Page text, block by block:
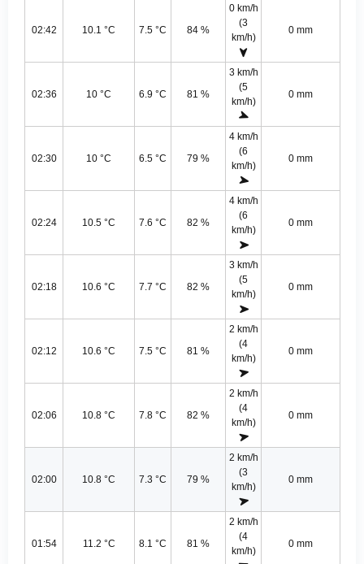
02:42 10.1 °C 7.5 °C 84 %
0 km/h
(3
km/h)
0 mm
02:36 10 °C 6.9 °C 81 %
3 km/h
(5
km/h)
0 mm
02:30 10 °C 6.5 °C 79 %
4 km/h
(6
km/h)
0 mm
02:24 10.5 °C 7.6 °C 82 %
4 km/h
(6
km/h)
0 mm
02:18 10.6 °C 7.7 °C 82 %
3 km/h
(5
km/h)
0 mm
02:12 10.6 °C 7.5 °C 81 %
2 km/h
(4
km/h)
0 mm
02:06 10.8 °C 7.8 °C 82 %
2 km/h
(4
km/h)
0 mm
02:00 10.8 °C 7.3 °C 79 %
2 km/h
(3
km/h)
0 mm
01:54 11.2 °C 8.1 °C 81 %
2 km/h
(4
km/h)
0 mm